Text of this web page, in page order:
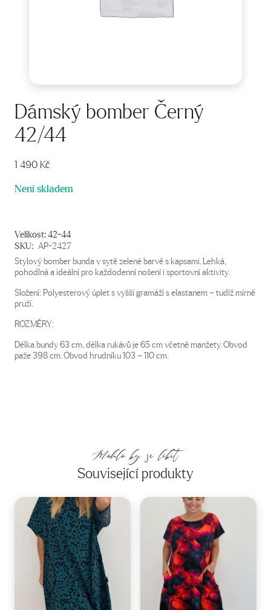
Dámský bomber Černý
42/44
1 490 Kč
Není skladem
Velikost:42-44
SKU: AP-2427
Stylový bomber bunda v sytě zelené barvě s kapsami. Lehká,
pohodlná a ideální pro každodenní nošení i sportovní aktivity.
Složení: Polyesterový úplet s vyšší gramáží s elastanem – tudíž mírně
pruží.
ROZMĚRY:
Délka bundy 63 cm, délka rukávů je 65 cm včetně manžety. Obvod
paže 398 cm. Obvod hrudníku 103 – 110 cm.
Mohlo by se líbit
Související produkty